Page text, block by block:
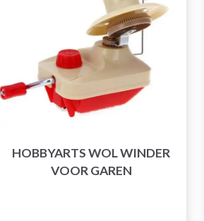
HOBBYARTS WOL WINDER
VOOR GAREN